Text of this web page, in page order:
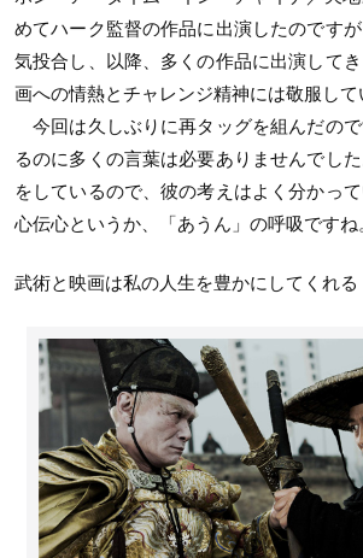
めてハーク監督の作品に出演したのです
気投合し、以降、多くの作品に出演して
画への情熱とチャレンジ精神には敬服して
今回は久しぶりに再タッグを組んだの
るのに多くの言葉は必要ありませんでし
をしているので、彼の考えはよく分かっ
心伝心というか、「あうん」の呼吸ですね
武術と映画は私の人生を豊かにしてくれる